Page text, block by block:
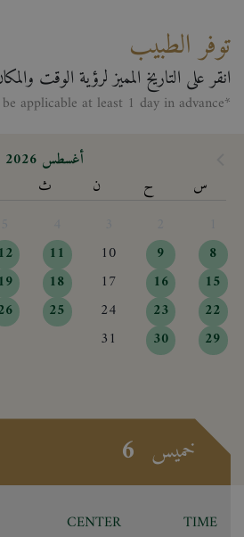
توفر الطبيب
انقر على التاريخ المميز لرؤية الوقت
*Making appontment will be applicable at least 1 day in advance
أغسطس 2026
س
ح ن ث
8
9
10
11
12
15
16
17
18
19
22
23
24
25
29
30
31
خميس 6
TIME
CENTER